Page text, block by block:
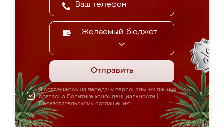
Желаемый бюджет
Отправить
Я соглашаюсь на передачу персональных данных
согласно Политике конфиденциальности
Пользовательскому соглашению